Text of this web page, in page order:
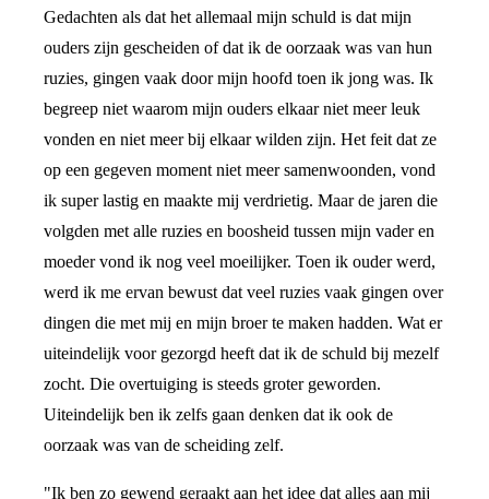
Gedachten als dat het allemaal mijn schuld is dat mijn
ouders zijn gescheiden of dat ik de oorzaak was van hun
ruzies, gingen vaak door mijn hoofd toen ik jong was. Ik
begreep niet waarom mijn ouders elkaar niet meer leuk
vonden en niet meer bij elkaar wilden zijn. Het feit dat ze
op een gegeven moment niet meer samenwoonden, vond
ik super lastig en maakte mij verdrietig. Maar de jaren die
volgden met alle ruzies en boosheid tussen mijn vader en
moeder vond ik nog veel moeilijker. Toen ik ouder werd,
werd ik me ervan bewust dat veel ruzies vaak gingen over
dingen die met mij en mijn broer te maken hadden. Wat er
uiteindelijk voor gezorgd heeft dat ik de schuld bij mezelf
zocht. Die overtuiging is steeds groter geworden.
Uiteindelijk ben ik zelfs gaan denken dat ik ook de
oorzaak was van de scheiding zelf.
"Ik ben zo gewend geraakt aan het idee dat alles aan mij